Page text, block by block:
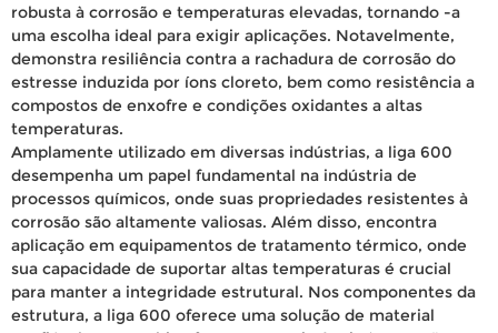
robusta à corrosão e temperaturas elevadas, tornando -a
uma escolha ideal para exigir aplicações. Notavelmente,
demonstra resiliência contra a rachadura de corrosão do
estresse induzida por íons cloreto, bem como resistência a
compostos de enxofre e condições oxidantes a altas
temperaturas.
Amplamente utilizado em diversas indústrias, a liga 600
desempenha um papel fundamental na indústria de
processos químicos, onde suas propriedades resistentes à
corrosão são altamente valiosas. Além disso, encontra
aplicação em equipamentos de tratamento térmico, onde
sua capacidade de suportar altas temperaturas é crucial
para manter a integridade estrutural. Nos componentes da
estrutura, a liga 600 oferece uma solução de material